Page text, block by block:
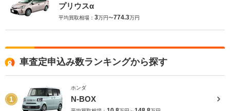
プリウスα
平均買取相場： 3万円〜774.3万円
車査定申込み数ランキングから探す
1
ホンダ
N-BOX